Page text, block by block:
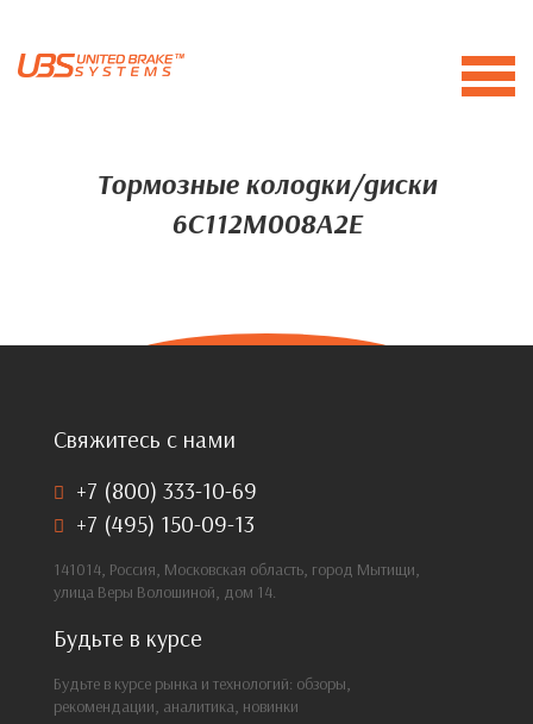
Тормозные колодки/диски
6C112M008A2E
Свяжитесь с нами
+7 (800) 333-10-69
+7 (495) 150-09-13
141014, Россия, Московская область, город Мытищи,
улица Веры Волошиной, дом 14.
Будьте в курсе
Будьте в курсе рынка и технологий: обзоры,
рекомендации, аналитика, новинки